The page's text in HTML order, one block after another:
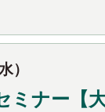
）
ミナー【